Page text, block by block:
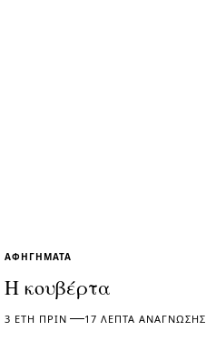
ΑΦΗΓΉΜΑΤΑ
Η κουβέρτα
3 ΈΤΗ ΠΡΙΝ 17 ΛΕΠΤΆ ΑΝΆΓΝΩΣΗΣ